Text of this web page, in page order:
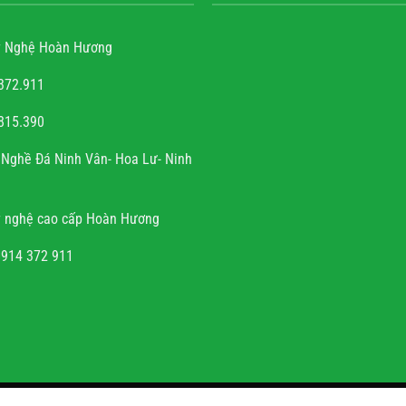
văn trọng
sự tài hoa của người
hẹn, chất lượng, uy
tín.
Nghệ Hoàn Hương
Đá Ninh Vân- Hoa Lư- Ninh
nghệ cao cấp Hoàn Hương
372 911